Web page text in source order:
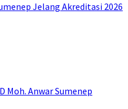
Jelang Akreditasi 2026
Moh. Anwar Sumenep